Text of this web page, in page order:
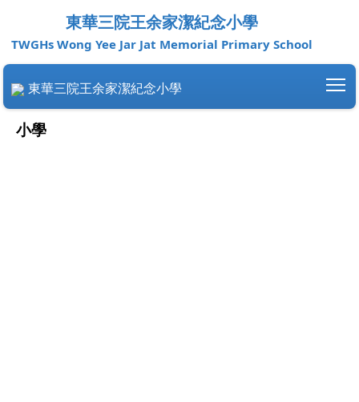
東華三院王余家潔紀念小學
TWGHs Wong Yee Jar Jat Memorial Primary School
東華三院王余家潔紀念小學
小學